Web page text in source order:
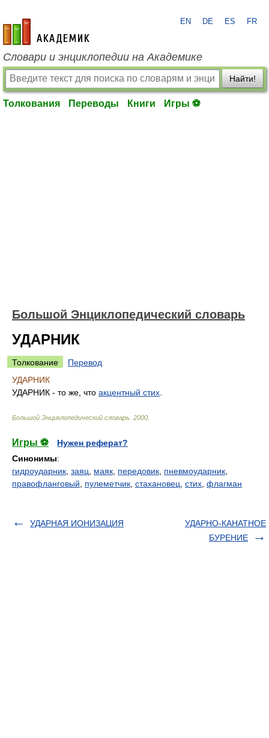
academic.ru
EN DE ES FR
Словари и энциклопедии на Академике
Найти!
Толкования Переводы Книги Игры ⚽
Большой Энциклопедический словарь
УДАРНИК
Толкование
Перевод
УДАРНИК
УДАРНИК - то же, что акцентный стих
Большой Энциклопедический словарь 2000
Игры ⚽
Нужен реферат?
Синонимы:
гидроударник заяц маяк передовик пневмоударник
правофланговый
пулеметчик стахановец стих флагман
УДАРНАЯ ИОНИЗАЦИЯ
УДАРНО-КАНАТНОЕ
БУРЕНИЕ